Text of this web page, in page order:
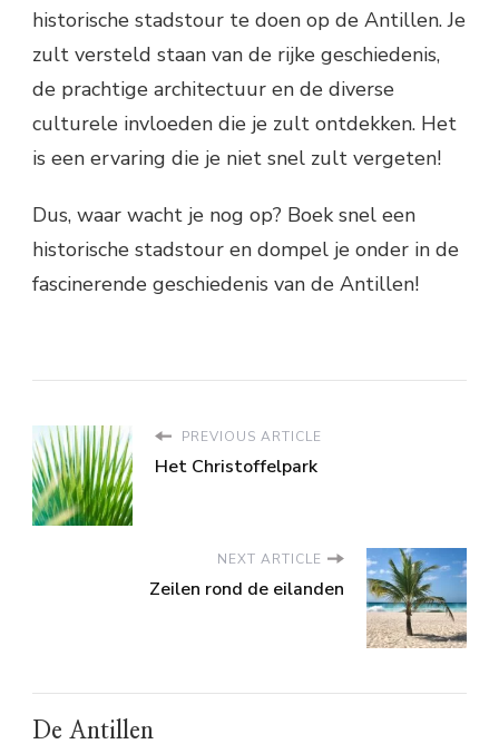
historische stadstour te doen op de Antillen. Je
zult versteld staan van de rijke geschiedenis,
de prachtige architectuur en de diverse
culturele invloeden die je zult ontdekken. Het
is een ervaring die je niet snel zult vergeten!
Dus, waar wacht je nog op? Boek snel een
historische stadstour en dompel je onder in de
fascinerende geschiedenis van de Antillen!
PREVIOUS ARTICLE
Het Christoffelpark
NEXT ARTICLE
Zeilen rond de eilanden
De Antillen